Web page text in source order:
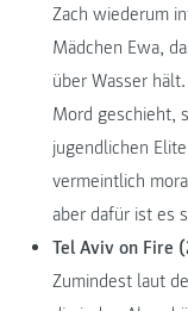
Zach wiederum
Mädchen Ewa,
über Wasser
Mord geschieht,
jugendlichen
vermeintlich
aber dafür ist es
Tel Aviv on Fire
Zumindest laut